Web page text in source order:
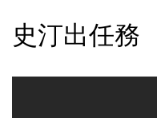
史汀出任務